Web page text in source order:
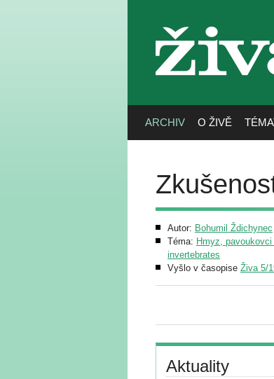
živa
ARCHIV O ŽIVĚ
Autor: Bohumil Ždichynec
Téma: Hmyz,
invertebrates
Vyšlo v časopise Živa 5/
Aktuality